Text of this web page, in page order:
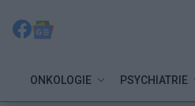
ONKOLOGIE PSYCHIATRIE